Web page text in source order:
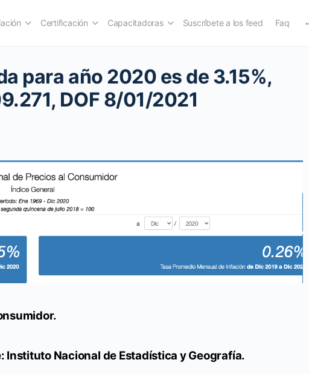
Certificación Capacitadoras Suscríbete a los feed Faq
para año 2020 es de 3.15%,
DOF 8/01/2021
Instituto Nacional de Estadística y Geografía.